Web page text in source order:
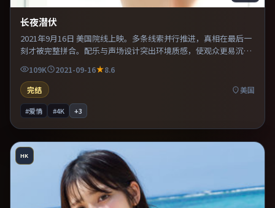
长夜潜伏
2021年9月16日 美国院线上映。多条线索并行推进，真相在最后一
刻才被完整拼合。配乐与声场设计突出环境质感，使观众更易沉浸
其中。适合喜欢现实主义题材的观众，情绪后劲较足。
109K 2021-09-16
8.6
完结
美国
#爱情 #4K +3
HK